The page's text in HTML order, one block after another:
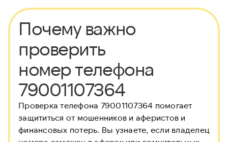
Почему важно
проверить
номер телефона
79001107364
Проверка телефона 79001107364 помогает
защититься от мошенников и аферистов и
финансовых потерь. Вы узнаете, если владелец